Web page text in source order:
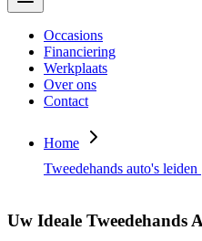
Occasions
Financiering
Werkplaats
Over ons
Contact
Home
Tweedehands auto's leiden
Uw Ideale Tweedehands